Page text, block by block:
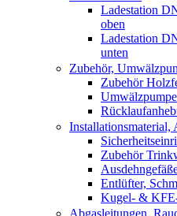
Ladestation
oben
Ladestation
unten
Zubehör,
Zubehör
Installationsmaterial,
Zubehör
Entlüfter,
Kugel- &
Abgasleitungen,